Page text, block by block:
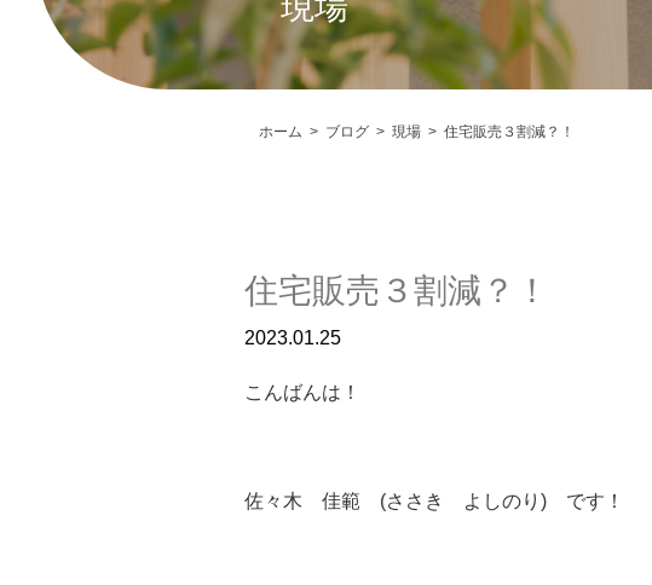
ホーム ブログ 現場 住宅販売３割減？！
住宅販売３割減？！
2023.01.25
こんばんは！
佐々木 佳範 (ささき よしのり) です！